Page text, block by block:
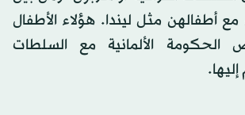
مع أطفالهن مثل ليندا. هؤلاء الأطفال
الحكومة الألمانية مع السلطات